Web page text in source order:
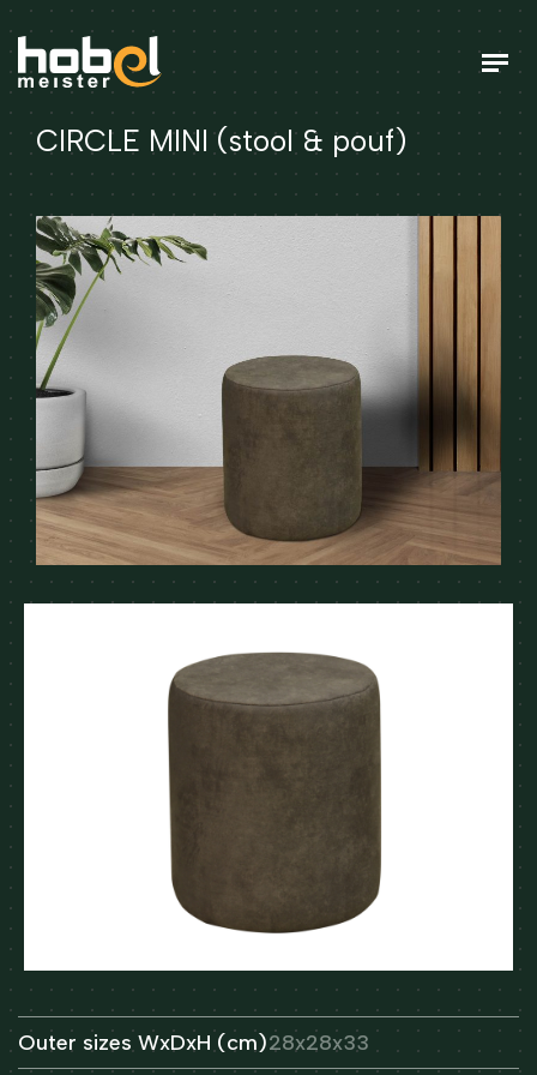
CIRCLE MINI (stool & pouf)
Outer sizes WxDxH (cm)28x28x33